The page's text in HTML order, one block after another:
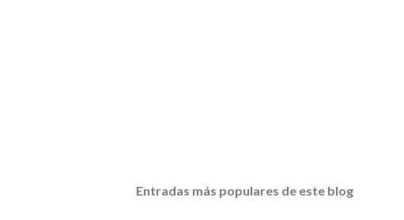
Entradas más populares de este blog